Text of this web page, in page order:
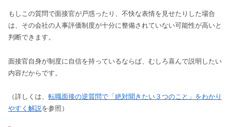
もしこの質問で面接官が戸惑ったり、不快な表情を見せたりした場合
は、その会社の人事評価制度が十分に整備されていない可能性が高いと
判断できます。
面接官自身が制度に自信を持っているならば、むしろ喜んで説明したい
内容だからです。
（詳しくは、 転職面接の逆質問で「絶対聞きたい３つのこと」をわかり
やすく解説を参照）